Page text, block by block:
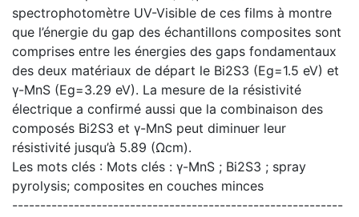
spectrophotomètre UV-Visible de ces films à montre
que l’énergie du gap des échantillons composites sont
comprises entre les énergies des gaps fondamentaux
des deux matériaux de départ le Bi2S3 (Eg=1.5 eV) et
γ-MnS (Eg=3.29 eV). La mesure de la résistivité
électrique a confirmé aussi que la combinaison des
composés Bi2S3 et γ-MnS peut diminuer leur
résistivité jusqu’à 5.89 (Ωcm).
Les mots clés : Mots clés : γ-MnS ; Bi2S3 ; spray
pyrolysis; composites en couches minces
-----------------------------------------------------------